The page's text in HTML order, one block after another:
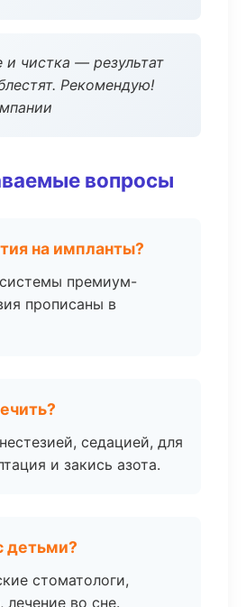
и чистка — результат
Рекомендую!
вопросы
на импланты?
премиум-
прописаны в
седацией, для
и закись азота.
детьми?
стоматологи,
лечение во сне.